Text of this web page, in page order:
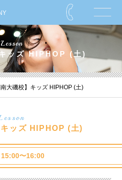
Lesson
キッズ HIPHOP (土)
大磯校】キッズ HIPHOP (土)
キッズ HIPHOP (土)
15:00〜16:00